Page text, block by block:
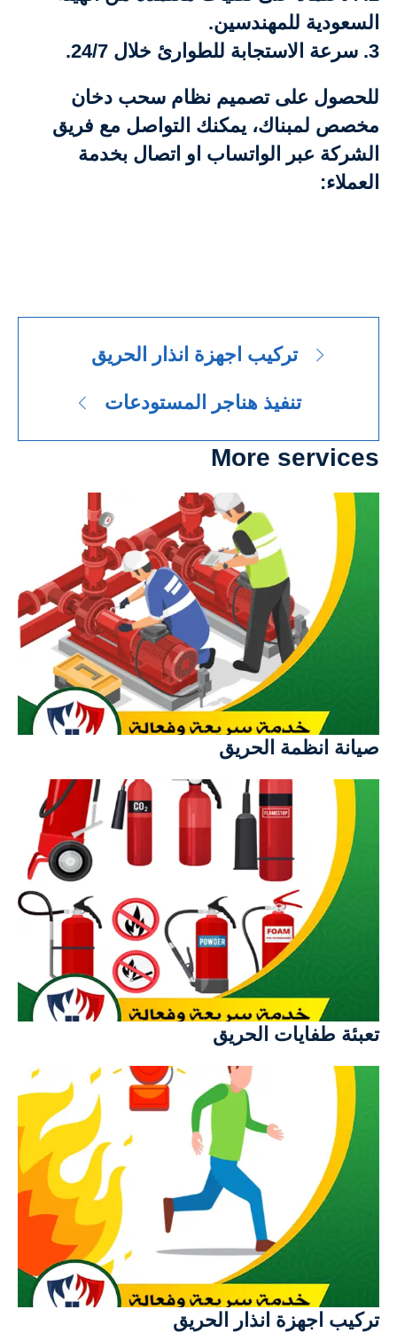
السعودية للمهندسين.
3. سرعة الاستجابة للطوارئ خلال 24/7.
للحصول على تصميم نظام سحب دخان
مخصص لمبناك، يمكنك التواصل مع فريق
الشركة عبر الواتساب او اتصال بخدمة
العملاء:
تركيب اجهزة انذار الحريق
تنفيذ هناجر المستودعات
More services
صيانة انظمة الحريق
تعبئة طفايات الحريق
تركيب اجهزة انذار الحريق